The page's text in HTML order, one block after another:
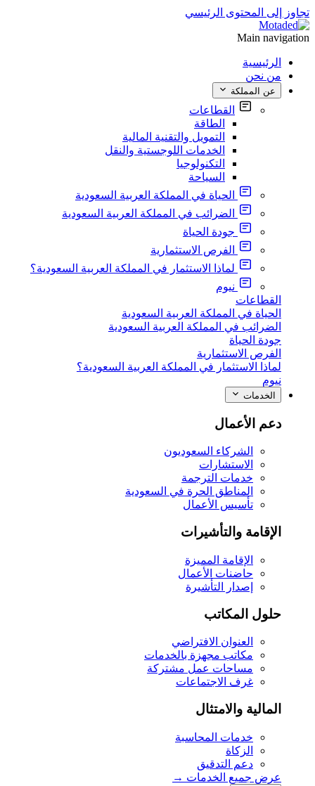
تجاوز إلى المحتوى الرئيسي
Main navigation
الرئيسية
من نحن
عن المملكة
القطاعات
الطاقة
التمويل والتقنية المالية
الخدمات اللوجستية والنقل
التكنولوجيا
السياحة
الحياة في المملكة العربية السعودية
الضرائب في المملكة العربية السعودية
جودة الحياة
الفرص الاستثمارية
لماذا الاستثمار في المملكة العربية السعودية؟
نيوم
القطاعات
الحياة في المملكة العربية السعودية
الضرائب في المملكة العربية السعودية
جودة الحياة
الفرص الاستثمارية
لماذا الاستثمار في المملكة العربية السعودية؟
نيوم
الخدمات
دعم الأعمال
الشركاء السعوديون
الاستشارات
خدمات الترجمة
المناطق الحرة في السعودية
تأسيس الأعمال
الإقامة والتأشيرات
الإقامة المميزة
حاضنات الأعمال
إصدار التأشيرة
حلول المكاتب
العنوان الافتراضي
مكاتب مجهزة بالخدمات
مساحات عمل مشتركة
غرف الاجتماعات
المالية والامتثال
خدمات المحاسبة
الزكاة
دعم التدقيق
عرض جميع الخدمات →